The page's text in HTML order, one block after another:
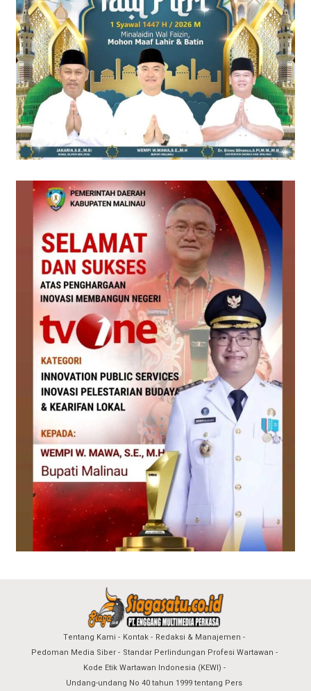
Tentang Kami Kontak
Redaksi & Manajemen
Pedoman Media Siber
Standar Perlindungan Profesi Wartawan
Kode Etik Wartawan Indonesia (KEWI)
Undang-undang No 40 tahun 1999 tentang Pers